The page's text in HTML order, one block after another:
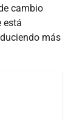
cambio
está
más